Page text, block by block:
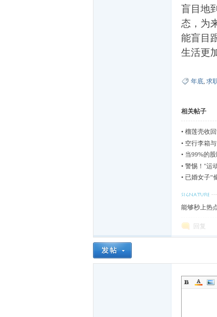
盲目地
态，为
能盲目
生活更
年底, 求
相关帖子
• 榴莲壳收
• 空行李箱
• 当99%的
• 警惕！"运
• 已婚女子“
能够秒上热
回复